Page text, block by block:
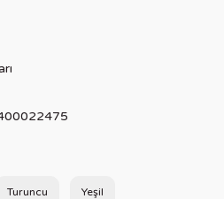
Turuncu Yeşil